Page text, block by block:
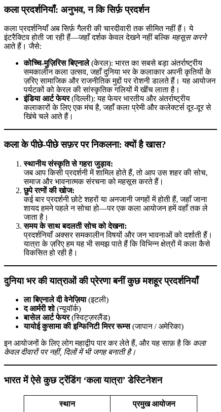
कला प्रदर्शनियाँ: अनुभव, न कि सिर्फ़ प्रदर्शन
कला प्रदर्शनियाँ अब सिर्फ़ गैलरी की चारदीवारी तक सीमित नहीं हैं। ये
इंटरैक्टिव होती जा रही हैं—जहाँ दर्शक केवल देखने नहीं बल्कि महसूस करने
आते हैं। जैसे:
कोच्चि-मुज़िरिस बिएनाले(केरल): भारत का सबसे बड़ा अंतर्राष्ट्रीय
समकालीन कला उत्सव, जहाँ दुनिया भर के कलाकार अपनी कृतियों के
ज़रिए सामाजिक और राजनीतिक मुद्दों पर रोशनी डालते हैं। यह आयोजन
पर्यटकों को केरल की सांस्कृतिक गलियों में खींच लाता है।
इंडिया आर्ट फेयर(दिल्ली): यह फेयर भारतीय और अंतर्राष्ट्रीय
कलाकारों के लिए एक मंच है, जहाँ कला प्रेमी और कलेक्टर्स दूर-दूर से
खिंचे चले आते हैं।
कला के पीछे-पीछे सफ़र पर निकलना: क्यों है खास?
स्थानीय संस्कृति से गहरा जुड़ाव:
जब आप किसी प्रदर्शनी में शामिल होते हैं, तो आप उस शहर की सोच,
समाज और भावनात्मक संरचना को महसूस करते हैं।
छुपे रत्नों की खोज:
कई बार प्रदर्शनी छोटे शहरों या अनजानी जगहों में होती हैं, जहाँ जाना
शायद हमने पहले न सोचा हो—पर एक कला आयोजन हमें वहाँ तक ले
जाता है।
समय के साथ बदलती सोच को देखना:
प्रदर्शनियाँ अक्सर समकालीन विषयों और जन भावनाओं को दर्शाती हैं।
यात्रा के ज़रिए हम यह भी समझ पाते हैं कि विभिन्न क्षेत्रों में कला कैसे
विकसित हो रही है।
दुनिया भर की यात्राओं की प्रेरणा बनीं कुछ मशहूर प्रदर्शनियाँ
ला बिएनाले दी वेनेज़िया(इटली)
द आर्मरी शो(न्यूयॉर्क)
बासेल आर्ट फेयर(स्विट्ज़रलैंड)
यायोई कुसामा की इन्फिनिटी मिरर रूम्स(जापान / अमेरिका)
इन आयोजनों के लिए लोग महाद्वीप पार कर लेते हैं, और यह साफ़ है कि कला
केवल दीवारों पर नहीं, दिलों में भी जगह बनाती है।
भारत में ऐसे कुछ ट्रेंडिंग ‘कला यात्रा’ डेस्टिनेशन
स्थान प्रमुख आयोजन